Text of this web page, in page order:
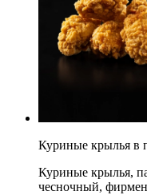
Куриные крылья в
Куриные крылья,
чесночный,